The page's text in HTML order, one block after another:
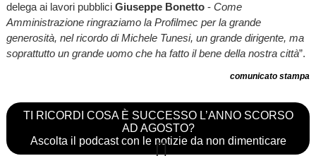
delega ai lavori pubblici Giuseppe Bonetto- Come
Amministrazione ringraziamo la Profilmec per la grande
generosità, nel ricordo di Michele Tunesi, un grande dirigente, ma
soprattutto un grande uomo che ha fatto il bene della nostra città”.
comunicato stampa
TI RICORDI COSA È SUCCESSO L’ANNO SCORSO
AD AGOSTO?
Ascolta il podcast con le notizie da non dimenticare